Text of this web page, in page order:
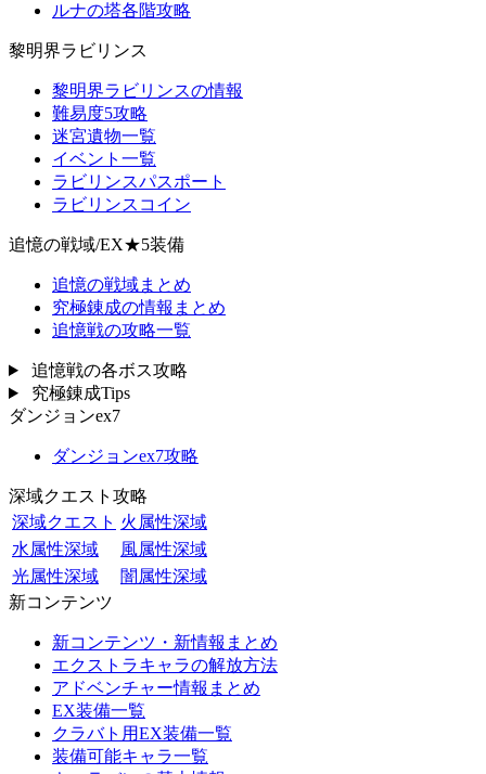
ルナの塔各階攻略
黎明界ラビリンス
黎明界ラビリンスの情報
難易度5攻略
迷宮遺物一覧
イベント一覧
ラビリンスパスポート
ラビリンスコイン
追憶の戦域/EX★5装備
追憶の戦域まとめ
究極錬成の情報まとめ
追憶戦の攻略一覧
追憶戦の各ボス攻略
究極錬成Tips
ダンジョンex7
ダンジョンex7攻略
深域クエスト攻略
深域クエスト 火属性深域
水属性深域
風属性深域
光属性深域
闇属性深域
新コンテンツ
新コンテンツ・新情報まとめ
エクストラキャラの解放方法
アドベンチャー情報まとめ
EX装備一覧
クラバト用EX装備一覧
装備可能キャラ一覧